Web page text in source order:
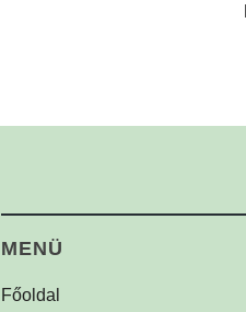
MENÜ
Főoldal